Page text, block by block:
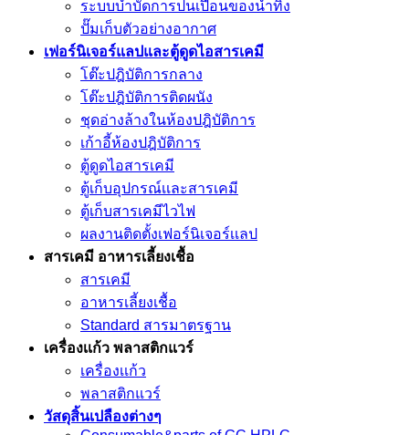
ระบบบำบัดการปนเปื้อนของน้ำทิ้ง
ปั๊มเก็บตัวอย่างอากาศ
เฟอร์นิเจอร์แลปและตู้ดูดไอสารเคมี
โต๊ะปฎิบัติการกลาง
โต๊ะปฎิบัติการติดผนัง
ชุดอ่างล้างในห้องปฎิบัติการ
เก้าอี้ห้องปฎิบัติการ
ตู้ดูดไอสารเคมี
ตู้เก็บอุปกรณ์เเละสารเคมี
ตู้เก็บสารเคมีไวไฟ
ผลงานติดตั้งเฟอร์นิเจอร์เเลป
สารเคมี อาหารเลี้ยงเชื้อ
สารเคมี
อาหารเลี้ยงเชื้อ
Standard สารมาตรฐาน
เครื่องเเก้ว พลาสติกแวร์
เครื่องเเก้ว
พลาสติกแวร์
วัสดุสิ้นเปลืองต่างๆ